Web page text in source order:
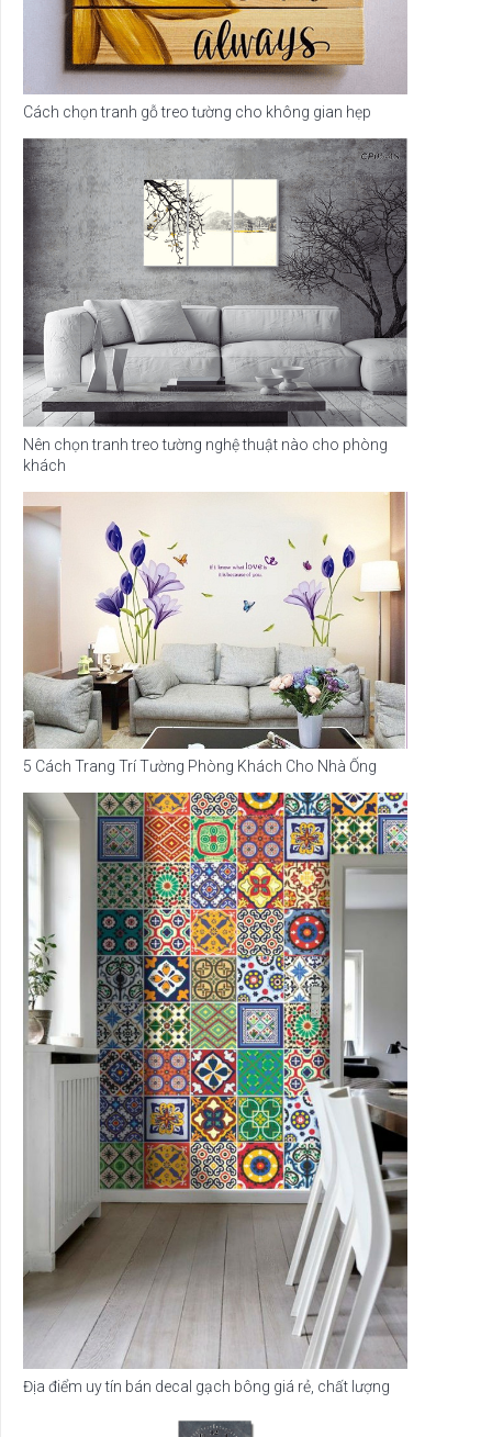
Cách chọn tranh gỗ treo tường cho không gian hẹp
Nên chọn tranh treo tường nghệ thuật nào cho phòng
khách
5 Cách Trang Trí Tường Phòng Khách Cho Nhà Ống
Địa điểm uy tín bán decal gạch bông giá rẻ, chất lượng